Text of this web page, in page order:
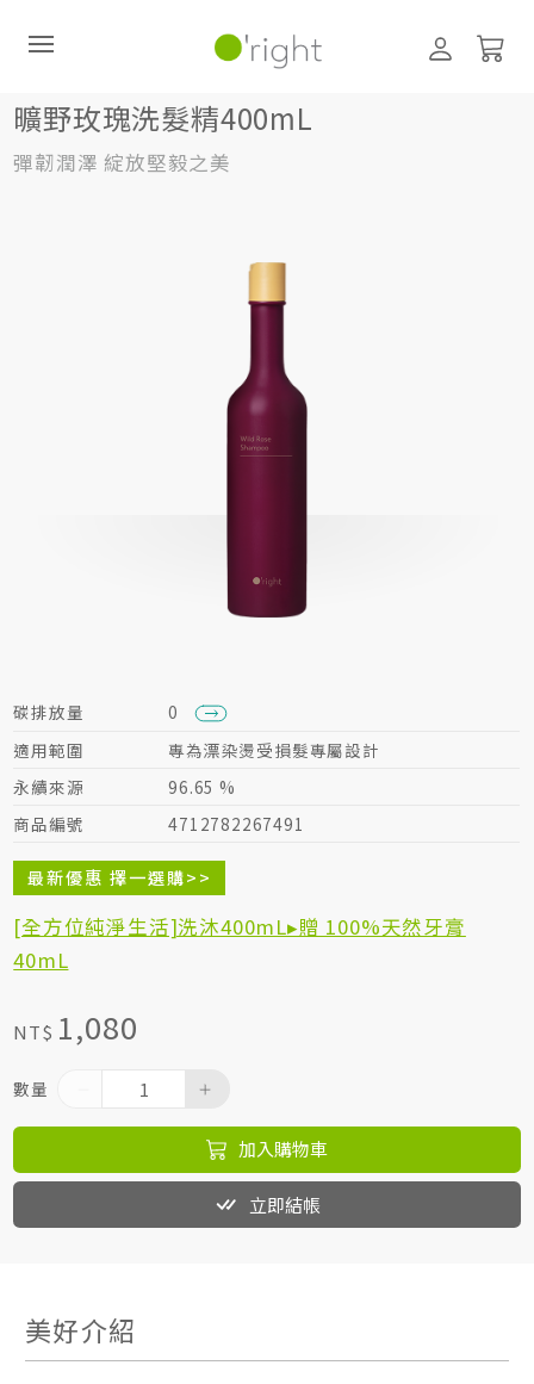
直購訂閱制
400mL 曠野玫瑰洗髮精400mL
曠野玫瑰洗髮精400mL
彈韌潤澤 綻放堅毅之美
碳排放量
0
適用範圍
專為漂染燙受損髮專屬設計
永續來源
96.65 %
商品編號
4712782267491
最新優惠 擇一選購>>
[全方位純淨生活]洗沐400mL▸贈 100%天然牙膏
40mL
NT$ 1,080
數量
加入購物車
立即結帳
美好介紹